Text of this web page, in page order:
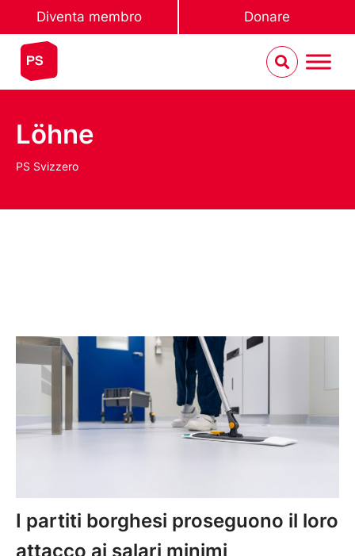
Diventa membro Donare
Löhne
PS Svizzero
I partiti borghesi proseguono il loro
attacco ai salari minimi